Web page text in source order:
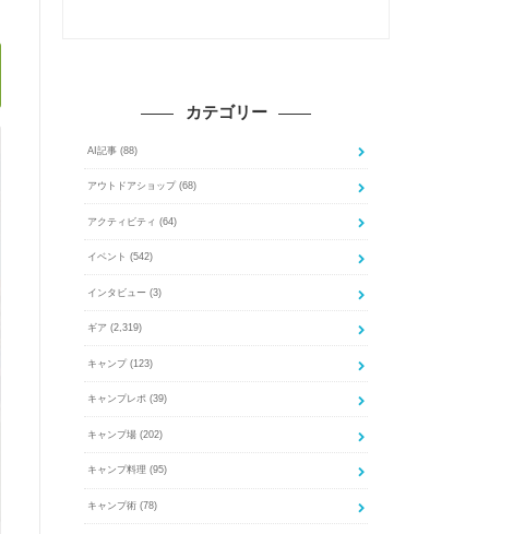
カテゴリー
AI記事 (88)
アウトドアショップ (68)
アクティビティ (64)
イベント (542)
インタビュー (3)
ギア (2,319)
キャンプ (123)
キャンプレポ (39)
キャンプ場 (202)
キャンプ料理 (95)
キャンプ術 (78)